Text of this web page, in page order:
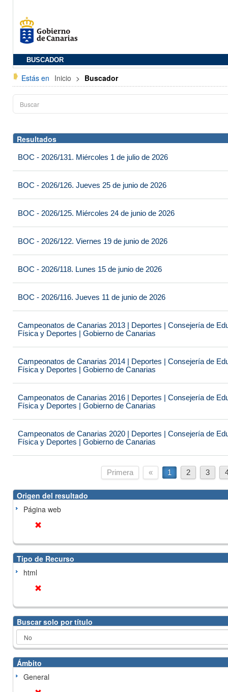
BUSCADOR
Estás en Inicio > Buscador
Resultados
BOC - 2026/131. Miércoles 1 de julio de 2026
BOC - 2026/126. Jueves 25 de junio de 2026
BOC - 2026/125. Miércoles 24 de junio de 2026
BOC - 2026/122. Viernes 19 de junio de 2026
BOC - 2026/118. Lunes 15 de junio de 2026
BOC - 2026/116. Jueves 11 de junio de 2026
Campeonatos de Canarias 2013 | Deportes | Consejería de
Física y Deportes | Gobierno de Canarias
Campeonatos de Canarias 2014 | Deportes | Consejería de
Física y Deportes | Gobierno de Canarias
Campeonatos de Canarias 2016 | Deportes | Consejería de
Física y Deportes | Gobierno de Canarias
Campeonatos de Canarias 2020 | Deportes | Consejería de
Física y Deportes | Gobierno de Canarias
Primera « 1 2 3
Origen del resultado
Página web
Tipo de Recurso
html
Buscar solo por título
Ámbito
General